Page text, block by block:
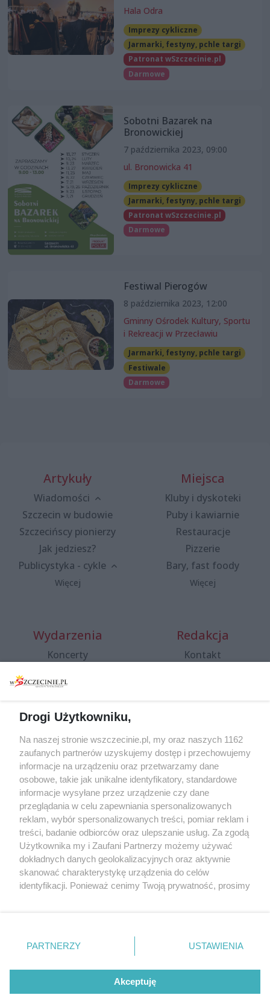
Hala Odra
Imprezy cykliczne
Jarmarki, festyny, pchle targi
Patronat wSzczecinie.pl
Darmowe
Sobotni Bazarek na
Bronowickiej
7 października 2023, 09:00
ul. Bronowicka 41
Imprezy cykliczne
Jarmarki, festyny, pchle targi
Patronat wSzczecinie.pl
Darmowe
Festiwal Pierogów
8 października 2023, 12:00
Gminny Ośrodek Kultury, Sportu
i Rekreacji w Przecławiu
Jarmarki, festyny, pchle targi
Festiwale
Darmowe
Artykuły
Wiadomości
Szczecin w budowie
Szczecińscy pionierzy
Jak jedziesz?
Publicystyka - cykle
Więcej
Miejsca
Kluby i dyskoteki
Puby i kawiarnie
Restauracje
Pizzerie
Bary, fast foody
Więcej
Wydarzenia
Koncerty
Spacery i oprowadzania
targi
Wernisaże
Więcej
Redakcja
Kontakt
Specjalny koncert z okazji
20. urodzin portalu
wSzczecinie.pl
Regulamin konkursów
śniadaniówka "Hej
Szczecin! Jest piątek!"
Partnerzy
Praca Szczecin
© 2026 wSzczecinie.pl
Created by GOD
Drogi Użytkowniku,
Na naszej stronie wszczecinie.pl, my oraz naszych 1162
zaufanych partnerów uzyskujemy dostęp i przechowujemy
informacje na urządzeniu oraz przetwarzamy dane
osobowe, takie jak unikalne identyfikatory, standardowe
informacje wysyłane przez urządzenie czy dane
przeglądania w celu zapewniania spersonalizowanych
reklam, wybór spersonalizowanych treści, pomiar reklam i
treści, badanie odbiorców oraz ulepszanie usług. Za zgodą
Użytkownika my i Zaufani Partnerzy możemy używać
dokładnych danych geolokalizacyjnych oraz aktywnie
skanować charakterystykę urządzenia do celów
identyfikacji. Ponieważ cenimy Twoją prywatność, prosimy
prywatności znajdujący się w lewym dolnym rogu strony
. Niektóre rodzaje przetwarzania danych nie wymagają
takiemu przetwarzaniu. Preferencje będą miały
zastosowania tylko na tej witrynie.
PARTNERZY USTAWIENIA
Akceptuję